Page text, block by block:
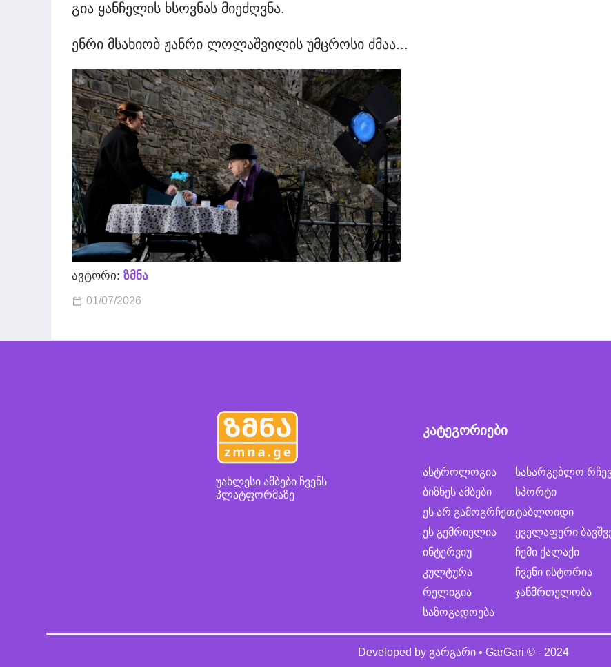
გია ყანჩელის ხსოვნას მიეძღვნა.
ენრი მსახიობ ჟანრი ლოლაშვილის უმცროსი ძმაა...
ავტორი: ზმნა
01/07/2026
უახლესი ამბები ჩვენს
პლატფორმაზე
კატეგორიები
ასტროლოგია
ბიზნეს ამბები
ეს არ გამოგრჩეთ
ეს გემრიელია
ინტერვიუ
კულტურა
რელიგია
საზოგადოება
სასარგებლო
სპორტი
ტაბლოიდი
ყველაფერი
ჩემი ქალაქი
ჩვენი ისტორია
ჯანმრთელობა
Developed by გარგარი • GarGari © - 2024